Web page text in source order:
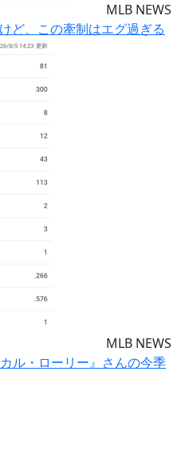
MLB NEWS
ど、この牽制はエグ過ぎる
MLB NEWS
ル・ローリー』さんの今季